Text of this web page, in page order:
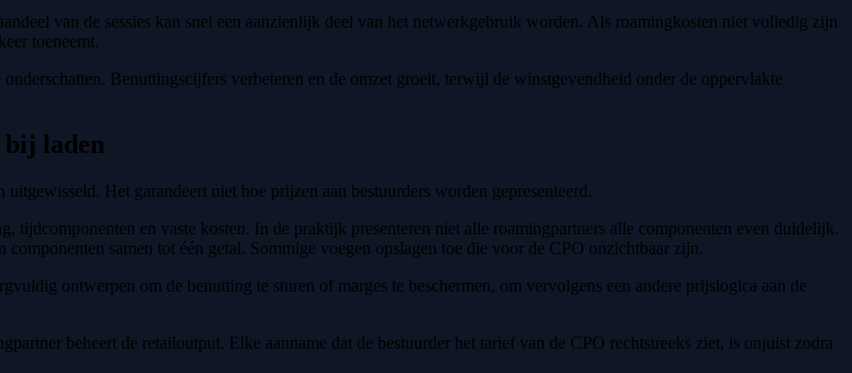
van de sessies kan snel een aanzienlijk deel van het netwerkgebruik worden. Als roamingkosten niet volledig zijn
toeneemt.
Benuttingscijfers verbeteren en de omzet groeit, terwijl de winstgevendheid onder de oppervlakte
bij laden
Het garandeert niet hoe prijzen aan bestuurders worden gepresenteerd.
tijdcomponenten en vaste kosten. In de praktijk presenteren niet alle roamingpartners alle componenten even duidelijk.
samen tot één getal. Sommige voegen opslagen toe die voor de CPO onzichtbaar zijn.
ontwerpen om de benutting te sturen of marges te beschermen, om vervolgens een andere prijslogica aan de
beheert de retailoutput. Elke aanname dat de bestuurder het tarief van de CPO rechtstreeks ziet, is onjuist zodra